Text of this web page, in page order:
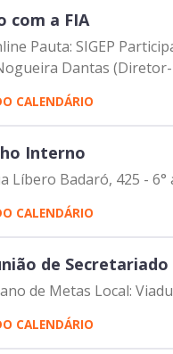
com a FIA
Pauta: SIGEP
Dantas
CALENDÁRIO
Interno
Líbero Badaró, 425 -
CALENDÁRIO
de Secretariado
de Metas Local:
CALENDÁRIO